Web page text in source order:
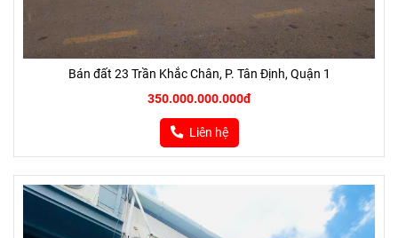
Bán đất 23 Trần Khắc Chân, P. Tân Định, Quận 1
350.000.000.000đ
Liên hệ